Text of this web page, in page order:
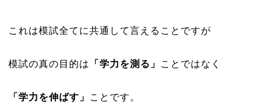
これは模試全てに共通して言えることですが
模試の真の目的は 「学力を測る」 ことではなく
「学力を伸ばす」 ことです。